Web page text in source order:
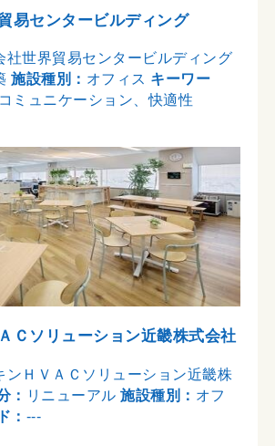
易センタービルディング
社世界貿易センタービルディング
施設種別： オフィス キーワー
ミュニケーション、快適性
Ｃソリューション近畿株式会社
ンＨＶＡＣソリューション近畿株
： リニューアル施設種別： オフ
： ---